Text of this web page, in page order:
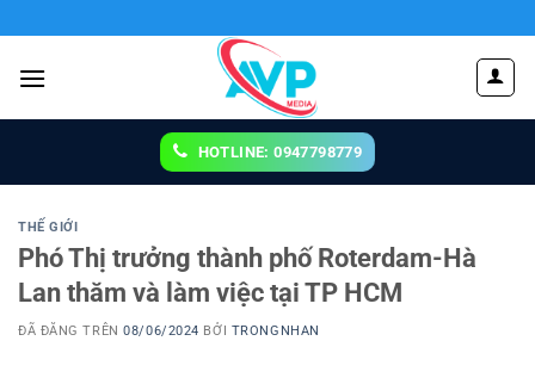
đến
nội
HOTLINE: 0947798779
THẾ GIỚI
Phó Thị trưởng thành phố Roterdam-Hà
Lan thăm và làm việc tại TP HCM
ĐÃ ĐĂNG TRÊN08/06/2024 BỞI TRONGNHAN